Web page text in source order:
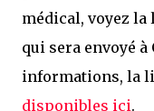
médical, voyez
qui sera envoyé à
informations, la
disponibles ici.